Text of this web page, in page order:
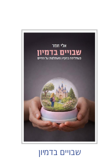
שבויים בדמיון